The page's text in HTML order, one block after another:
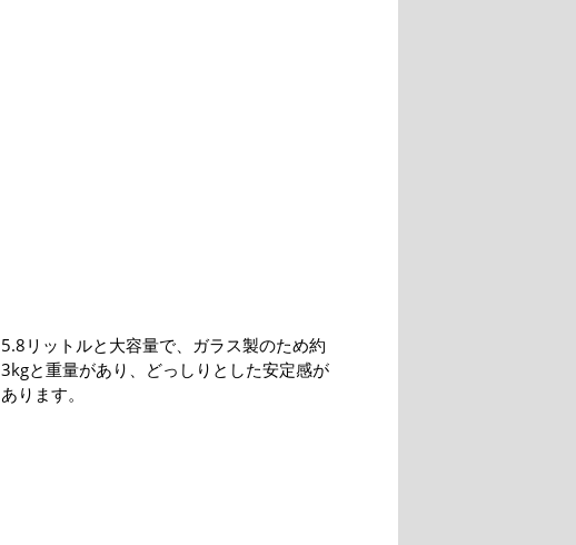
5.8リットルと大容量で、ガラス製のため約
3kgと重量があり、どっしりとした安定感が
あります。